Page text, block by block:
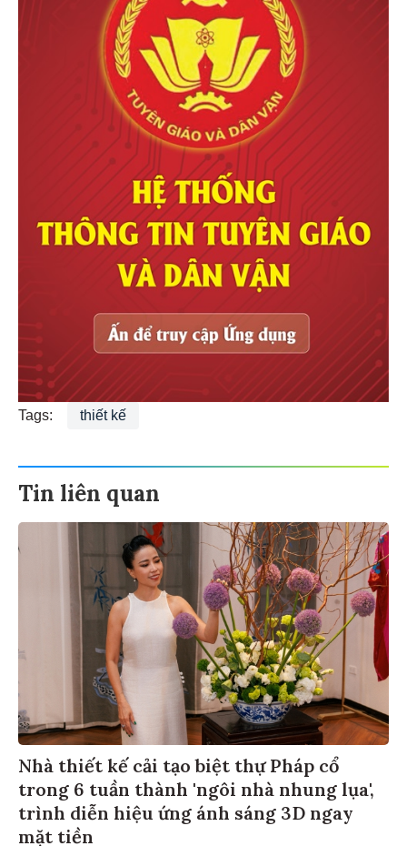
Mái hiên tự động nhập khẩugiá tốt
thiết kế thi công văn phòng quận 8
gạch bê tông nhẹ
Tags: thiết kế
Tin liên quan
Nhà thiết kế cải tạo biệt thự Pháp cổ
trong 6 tuần thành 'ngôi nhà nhung lụa',
trình diễn hiệu ứng ánh sáng 3D ngay
mặt tiền